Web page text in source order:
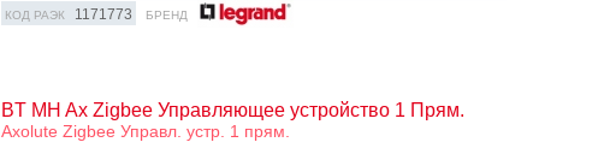
КОД РАЭК 1171773 БРЕНД
BT MH Ax Zigbee Управляющее устройство 1 Прям.
Axolute Zigbee Управл. устр. 1 прям.